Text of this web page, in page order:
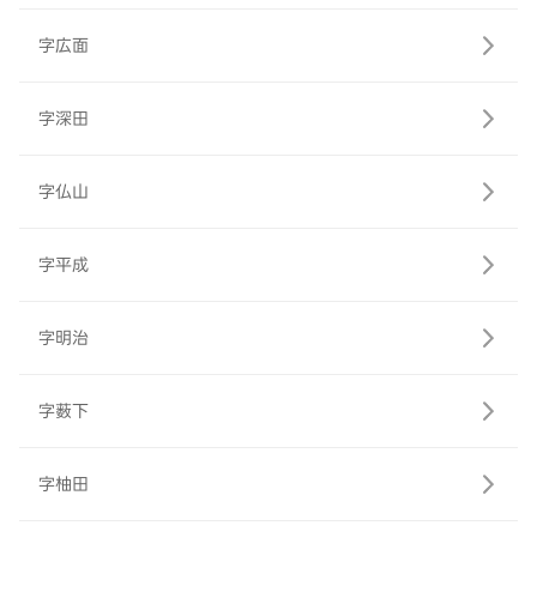
字広面
字深田
字仏山
字平成
字明治
字薮下
字柚田